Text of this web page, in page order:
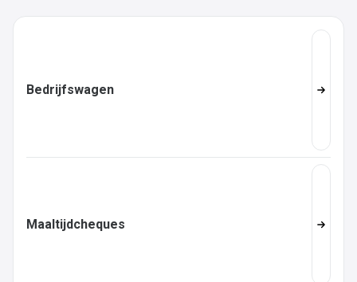
Bedrijfswagen
Maaltijdcheques